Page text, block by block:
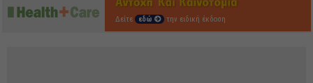
Δείτε εδώ την ειδική έκδοση